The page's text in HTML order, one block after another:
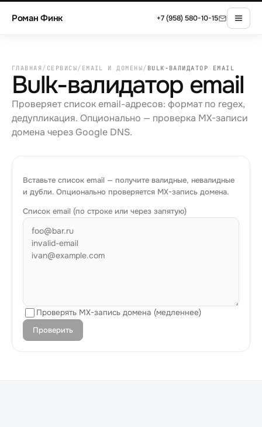
Роман Финк +7 (958) 580-10-15
ГЛАВНАЯ/ СЕРВИСЫ/ EMAIL И ДОМЕНЫ/ BULK-ВАЛИДАТОР EMAIL
Bulk-валидатор email
Проверяет список email-адресов: формат по regex,
дедупликация. Опционально — проверка MX-записи
домена через Google DNS.
Вставьте список email — получите валидные, невалидные
и дубли. Опционально проверяется MX-запись домена.
Список email (по строке или через запятую)
Проверять MX-запись домена (медленнее)
Проверить